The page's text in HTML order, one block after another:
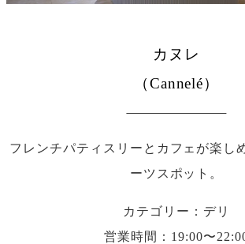
カヌレ
（Cannelé）
フレンチパティスリーとカフェが楽し
ーツスポット。
カテゴリー：デリ
営業時間：19:00〜